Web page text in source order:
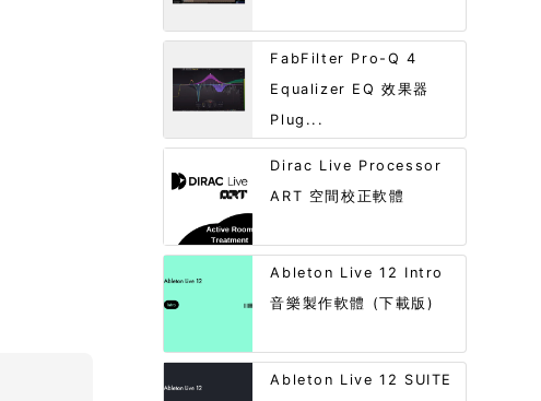
FabFilter Pro-Q 4
Equalizer EQ 效果器
Plug...
Dirac Live Processor
ART 空間校正軟體
Ableton Live 12 Intro
音樂製作軟體 (下載版)
Ableton Live 12 SUITE